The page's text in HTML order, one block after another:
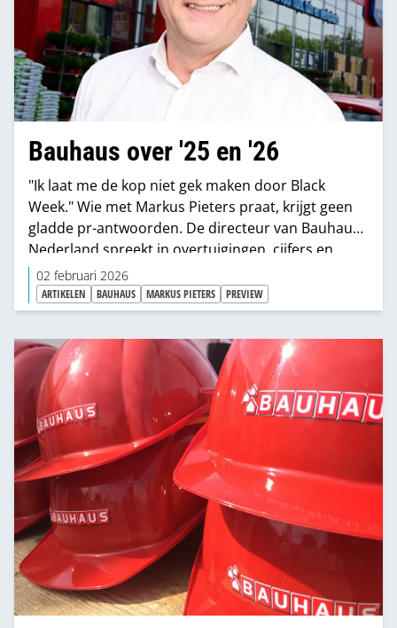
Bauhaus over '25 en '26
"Ik laat me de kop niet gek maken door Black
Week." Wie met Markus Pieters praat, krijgt geen
gladde pr-antwoorden. De directeur van Bauhaus
Nederland spreekt in overtuigingen, cijfers en
scherpe observaties over concurrenten,
consumenten en de markt. Van CBS-data tot
prijsclaims, van sanitair tot geopolitiek: Pieters
houdt vast aan het DNA van Bauhaus. “Wij zijn een
bouwmarkt. Punt.”
02 februari 2026
ARTIKELEN BAUHAUS MARKUS PIETERS PREVIEW